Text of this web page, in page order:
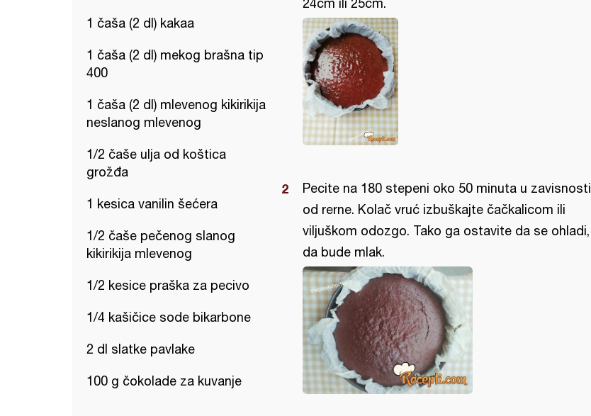
1 čaša (2 dl) kakaa
1 čaša (2 dl) mekog brašna tip
400
1 čaša (2 dl) mlevenog kikirikija
neslanog mlevenog
1/2 čaše ulja od koštica
grožđa
1 kesica vanilin šećera
1/2 čaše pečenog slanog
kikirikija mlevenog
1/2 kesice praška za pecivo
1/4 kašičice sode bikarbone
2 dl slatke pavlake
100 g čokolade za kuvanje
24cm ili 25cm.
Pecite na 180 stepeni oko 50 minuta u zavisnosti
od rerne. Kolač vruć izbuškajte čačkalicom ili
viljuškom odozgo. Tako ga ostavite da se ohladi,
da bude mlak.